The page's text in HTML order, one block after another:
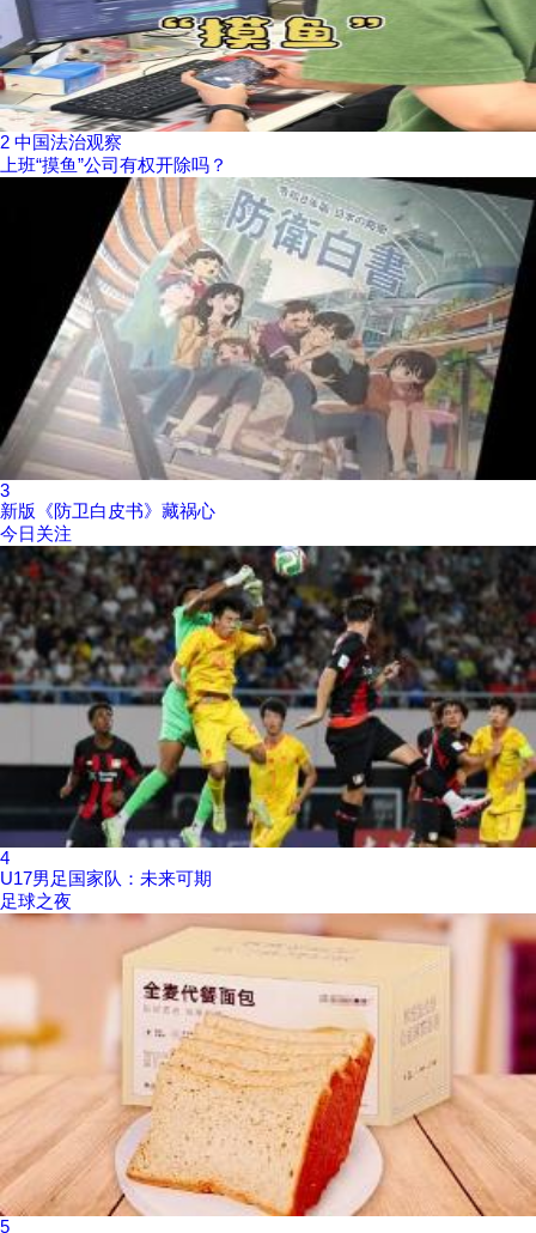
2 中国法治观察
上班“摸鱼”公司有权开除吗？
3
新版《防卫白皮书》藏祸心
今日关注
4
U17男足国家队：未来可期
足球之夜
5